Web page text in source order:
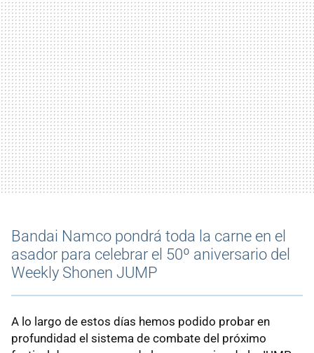
Bandai Namco pondrá toda la carne en el
asador para celebrar el 50º aniversario del
Weekly Shonen JUMP
A lo largo de estos días hemos podido probar en
profundidad el sistema de combate del próximo